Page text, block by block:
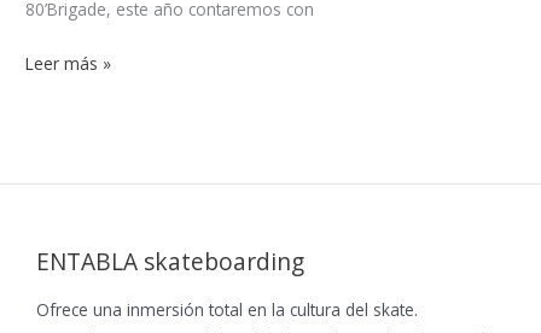
80’Brigade, este año contaremos con
Leer más »
ENTABLA skateboarding
Ofrece una inmersión total en la cultura del skate.